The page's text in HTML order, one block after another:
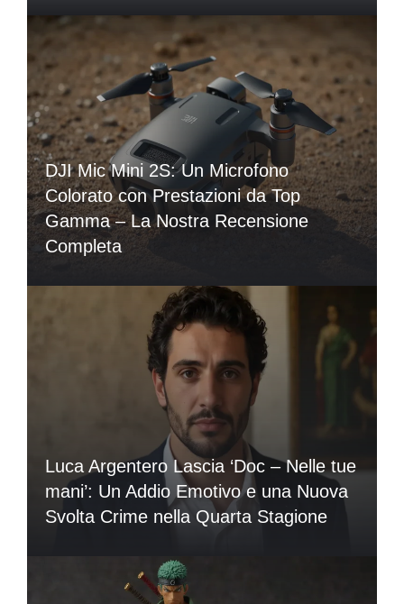
DJI Mic Mini 2S: Un Microfono
Colorato con Prestazioni da Top
Gamma – La Nostra Recensione
Completa
Luca Argentero Lascia ‘Doc – Nelle tue
mani’: Un Addio Emotivo e una Nuova
Svolta Crime nella Quarta Stagione